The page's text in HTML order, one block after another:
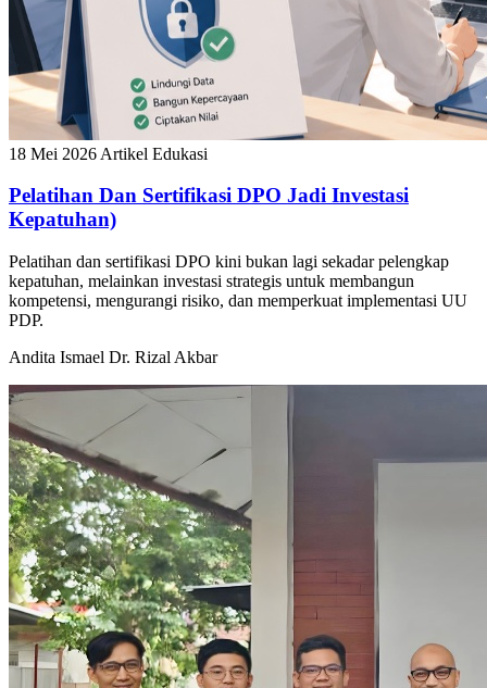
18 Mei 2026 Artikel Edukasi
Pelatihan Dan Sertifikasi DPO Jadi Investasi
Kepatuhan)
Pelatihan dan sertifikasi DPO kini bukan lagi sekadar pelengkap
kepatuhan, melainkan investasi strategis untuk membangun
kompetensi, mengurangi risiko, dan memperkuat implementasi UU
PDP.
Andita Ismael Dr. Rizal Akbar